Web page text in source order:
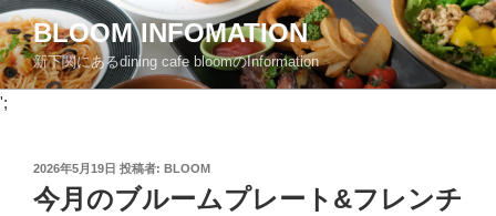
コ
ン
テ
ン
BLOOM INFOMATION
新下関にあるdining cafe bloomのInformation
';
投
稿
日:
2026年5月19日 投稿者: BLOOM
今月のブルームプレート&フレンチ